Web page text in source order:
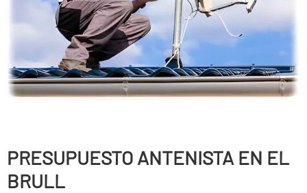
PRESUPUESTO ANTENISTA EN EL
BRULL